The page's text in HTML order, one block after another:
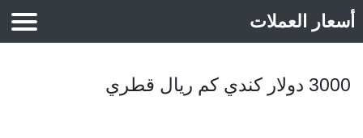
أسعار العملات
3000 دولار كندي كم ريال قطري